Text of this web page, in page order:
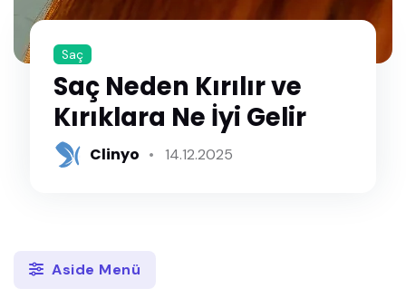
Saç
Saç Neden Kırılır ve
Kırıklara Ne İyi Gelir
Clinyo 14.12.2025
Aside Menü